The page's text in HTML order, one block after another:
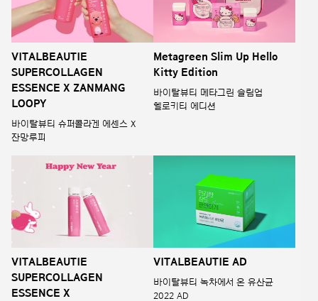
VITALBEAUTIE
SUPERCOLLAGEN
ESSENCE X ZANMANG
LOOPY
바이탈뷰티 슈퍼콜라겐 에센스 X
잔망루피
Metagreen Slim Up Hello
Kitty Edition
바이탈뷰티 메타그린 슬림업
헬로키티 에디션
VITALBEAUTIE
SUPERCOLLAGEN
ESSENCE X
VITALBEAUTIE AD
바이탈뷰티 녹차에서 온 유산균
2022 AD